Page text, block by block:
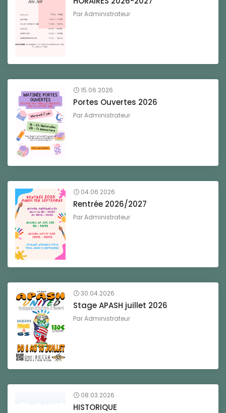
ParAdministrateur
15.06.2026
Portes Ouvertes 2026
ParAdministrateur
04.06.2026
Rentrée 2026/2027
ParAdministrateur
30.04.2026
Stage APASH juillet 2026
ParAdministrateur
08.03.2026
HISTORIQUE